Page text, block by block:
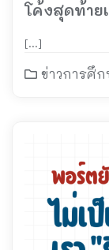
โค้งสุดท้าย
[…]
ข่าวการศึก